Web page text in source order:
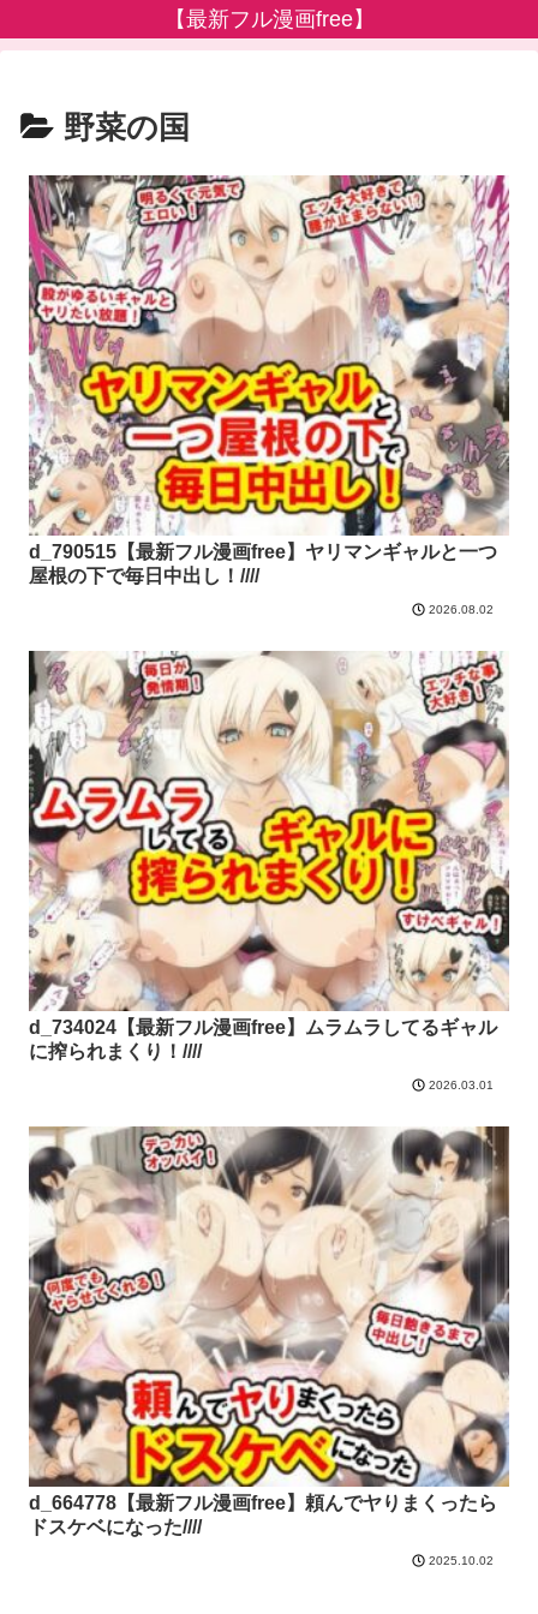
【最新フル漫画free】
野菜の国
d_790515【最新フル漫画free】ヤリマンギャルと一つ
屋根の下で毎日中出し！////
2026.08.02
d_734024【最新フル漫画free】ムラムラしてるギャル
に搾られまくり！////
2026.03.01
d_664778【最新フル漫画free】頼んでヤりまくったら
ドスケベになった////
2025.10.02